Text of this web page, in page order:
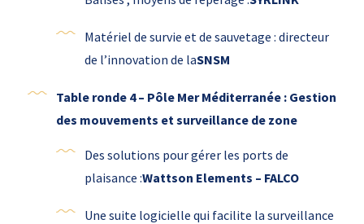
Matériel de survie et de sauvetage : directeur
de l’innovation de laSNSM
Table ronde 4 – Pôle Mer Méditerranée : Gestion
des mouvements et surveillance de zone
Des solutions pour gérer les ports de
plaisance :Wattson Elements – FALCO
Une suite logicielle qui facilite la surveillance